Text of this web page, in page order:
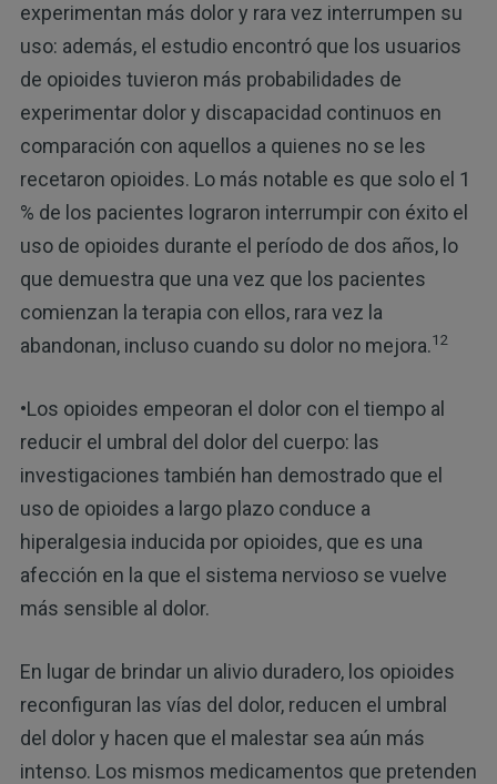
experimentan más dolor y rara vez interrumpen su
uso: además, el estudio encontró que los usuarios
de opioides tuvieron más probabilidades de
experimentar dolor y discapacidad continuos en
comparación con aquellos a quienes no se les
recetaron opioides. Lo más notable es que solo el 1
% de los pacientes lograron interrumpir con éxito el
uso de opioides durante el período de dos años, lo
que demuestra que una vez que los pacientes
comienzan la terapia con ellos, rara vez la
abandonan, incluso cuando su dolor no mejora.12
•Los opioides empeoran el dolor con el tiempo al
reducir el umbral del dolor del cuerpo: las
investigaciones también han demostrado que el
uso de opioides a largo plazo conduce a
hiperalgesia inducida por opioides, que es una
afección en la que el sistema nervioso se vuelve
más sensible al dolor.
En lugar de brindar un alivio duradero, los opioides
reconfiguran las vías del dolor, reducen el umbral
del dolor y hacen que el malestar sea aún más
intenso. Los mismos medicamentos que pretenden